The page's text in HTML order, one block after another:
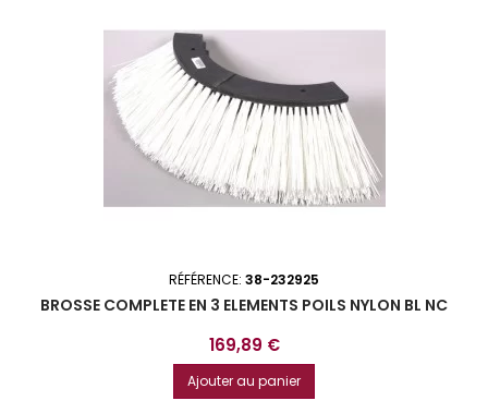
RÉFÉRENCE: 38-232925
BROSSE COMPLETE EN 3 ELEMENTS POILS NYLON BL NC
Prix
169,89 €
Ajouter au panier